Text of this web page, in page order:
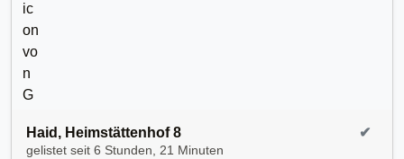
Haid, Heimstättenhof 8
gelistet seit 6 Stunden, 21 Minuten
✔